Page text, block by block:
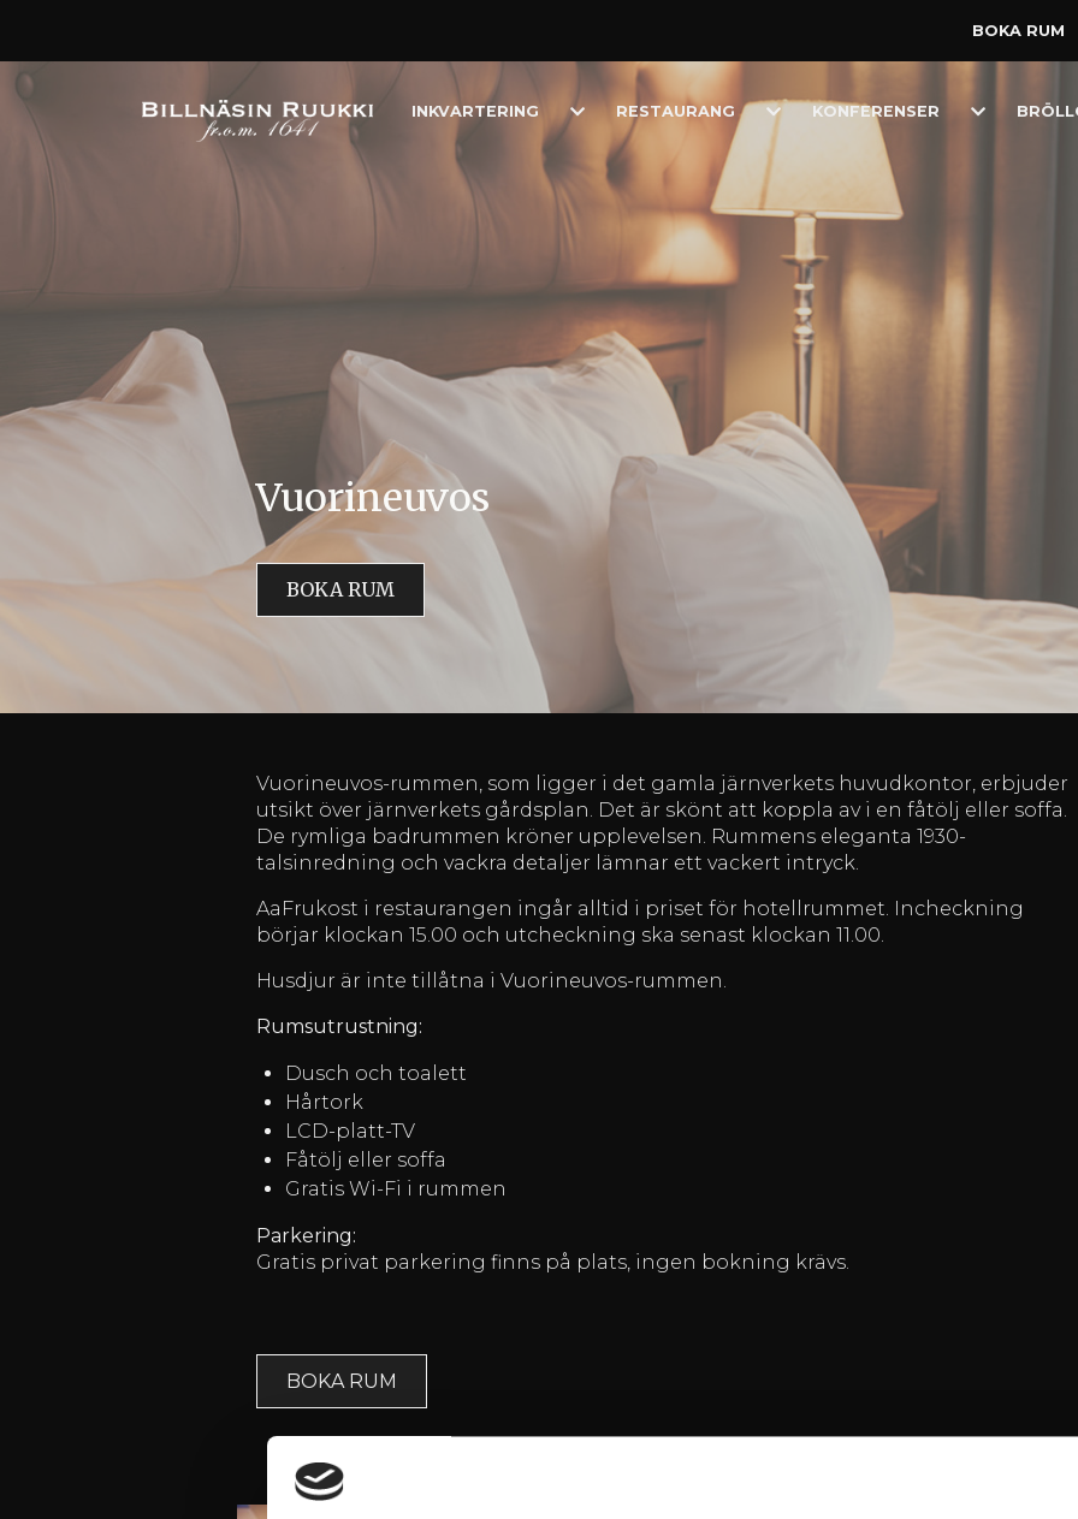
BOKA RUM
INKVARTERING
Toggle
Dropdown
RESTAURANG
ToggleKONFERENSER
Toggle
Vuorineuvos
BOKA RUM
Vuorineuvos-rummen, som ligger i det gamla järnverkets huvudkontor, erbjuder
utsikt över järnverkets gårdsplan. Det är skönt att koppla av i en fåtölj eller soffa.
De rymliga badrummen kröner upplevelsen. Rummens eleganta 1930-
talsinredning och vackra detaljer lämnar ett vackert intryck.
AaFrukost i restaurangen ingår alltid i priset för hotellrummet. Incheckning
börjar klockan 15.00 och utcheckning ska senast klockan 11.00.
Husdjur är inte tillåtna i Vuorineuvos-rummen.
Rumsutrustning:
Dusch och toalett
Hårtork
LCD-platt-TV
Fåtölj eller soffa
Gratis Wi-Fi i rummen
Parkering:
Gratis privat parkering finns på plats, ingen bokning krävs.
BOKA RUM